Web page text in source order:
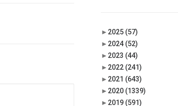
► 2025 (57)
► 2024 (52)
► 2023 (44)
► 2022 (241)
► 2021 (643)
► 2020 (1339)
► 2019 (591)